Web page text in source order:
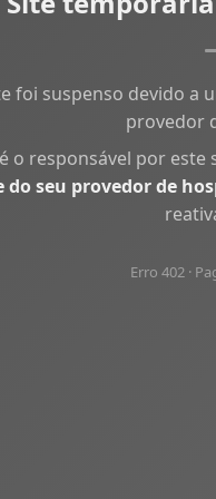
foi suspenso devido a
provedor
o responsável por
do seu provedor de
Erro 402 ·